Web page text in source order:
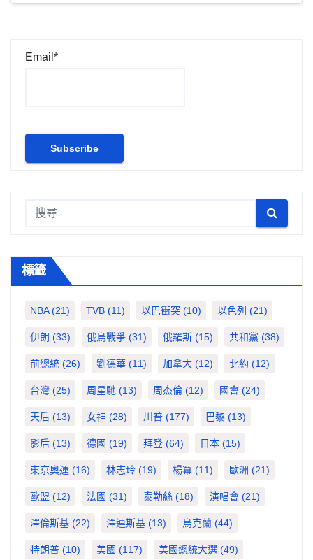
Email*
標籤
NBA(21) TVB (11) 以巴衝突 (10) 以色列 (21)
伊朗 (33) 俄烏戰爭 (31) 俄羅斯 (15) 共和黨 (38)
前總統 (26) 劉德華 (11) 加拿大 (12) 北約 (12)
台灣 (25) 周星馳 (13) 周杰倫 (12) 國會 (24)
天后 (13) 女神 (28) 川普 (177) 巴黎 (13)
影后 (13) 德國 (19) 拜登 (64) 日本 (15)
東京奧運 (16) 林志玲 (19) 楊冪 (11) 歐洲 (21)
歐盟 (12) 法國 (31) 泰勒絲 (18) 演唱會 (21)
澤倫斯基 (22) 澤連斯基 (13) 烏克蘭 (44)
特朗普 (10) 美國 (117) 美國總統大選 (49)